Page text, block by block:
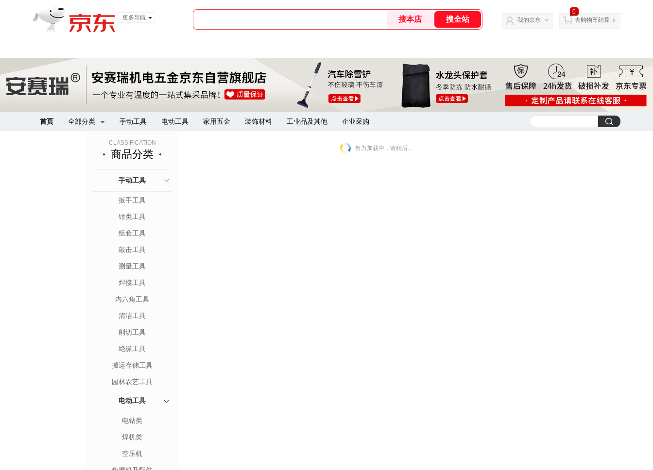
更多导航
我的京东
0
去购物车结算
首页 全部分类 手动工具 电动工具 家用五金 装饰材料 工业品及其他 企业采购
CLASSIFICATION
商品分类
手动工具
扳手工具
钳类工具
组套工具
敲击工具
测量工具
焊接工具
内六角工具
清洁工具
削切工具
绝缘工具
搬运存储工具
园林农艺工具
电动工具
电钻类
焊机类
空压机
努力加载中，请稍后...